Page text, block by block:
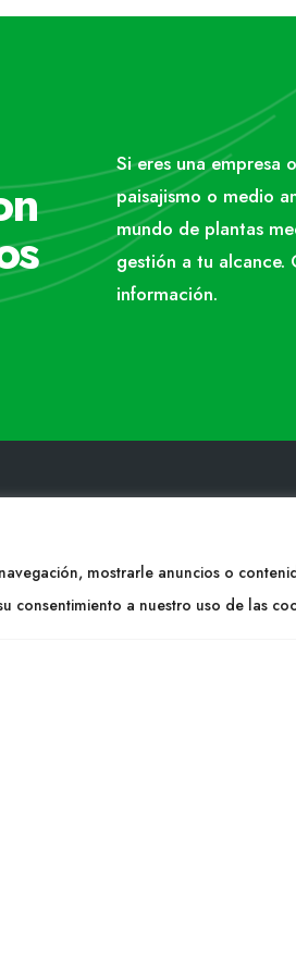
mostrarle anuncios o
consentimiento a nuestro uso de las
Si eres una empresa
paisajismo o medio
mundo de plantas
gestión a tu alcance.
información.
CONTACTO
Tel. +34 977053013